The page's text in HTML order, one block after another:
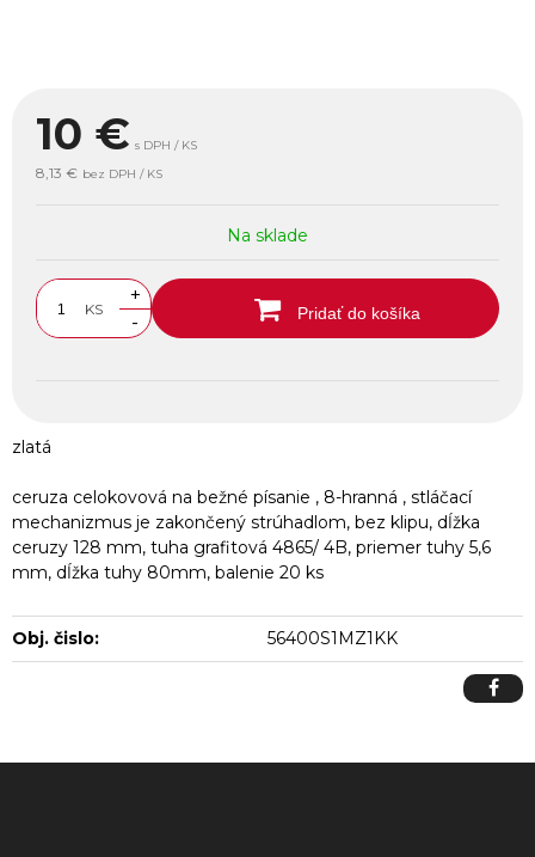
10 € s DPH / KS
8,13 € bez DPH / KS
Na sklade
KS
+
-
Pridať do košíka
zlatá
ceruza celokovová na bežné písanie , 8-hranná , stláčací
mechanizmus je zakončený strúhadlom, bez klipu, dĺžka
ceruzy 128 mm, tuha grafitová 4865/ 4B, priemer tuhy 5,6
mm, dĺžka tuhy 80mm, balenie 20 ks
Obj. čislo: 56400S1MZ1KK